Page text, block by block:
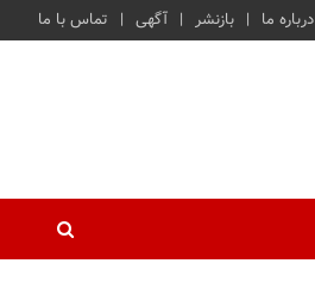
درباره ما بازنشر آگهی تماس با ما